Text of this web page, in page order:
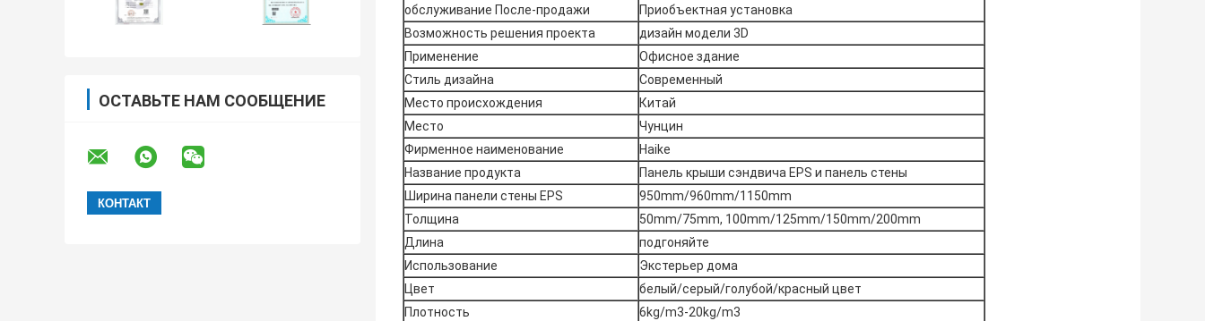
ОСТАВЬТЕ НАМ СООБЩЕНИЕ
обслуживание После-продажи
Приобъектная установка
Возможность решения проекта
дизайн модели 3D
Применение
Офисное здание
Стиль дизайна
Современный
Место происхождения
Китай
Место
Чунцин
Фирменное наименование
Haike
Название продукта
Панель крыши сэндвича EPS и панель стены
Ширина панели стены EPS
950mm/960mm/1150mm
Толщина
50mm/75mm, 100mm/125mm/150mm/200mm
Длина
подгоняйте
Использование
Экстерьер дома
Цвет
белый/серый/голубой/красный цвет
Плотность
6kg/m3-20kg/m3